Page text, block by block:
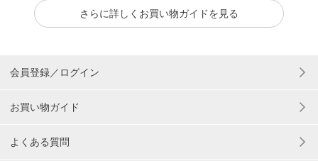
さらに詳しくお買い物ガイドを見る
会員登録／ログイン
お買い物ガイド
よくある質問